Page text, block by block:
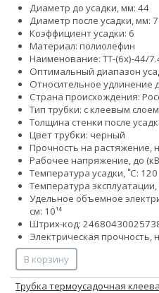
Диаметр до усадки, мм: 44
Диаметр после усадки, мм:
Коэффициент усадки: 6
Материал: полиолефин
Наименование: ТТ-(6х)-44/
Оптимальный диапазон
Относительное удлинение
Страна происхождения:
Тип трубки: с клеевым слоем
Толщина стенки после
Цвет трубки: черный
Прочность на растяжение,
Рабочее напряжение, до
Температура усадки, ˚С: 120
Температура эксплуатации,
Удельное объемное
см: 10¹⁴
Штрих-код:
Электрическая прочность,
В корзину
Трубка термоусадочная